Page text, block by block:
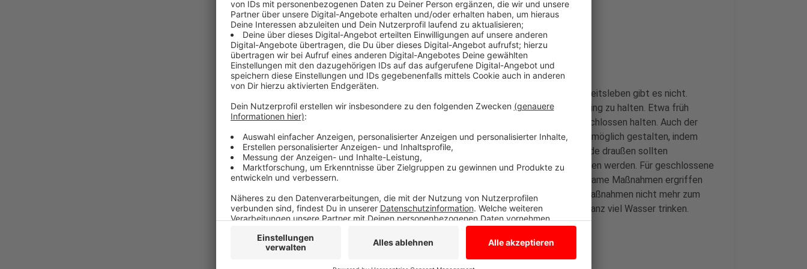
Arbeitszeiten anpassen, Durchlüften und viel Trinken
Anzeige
Trotz der hohen Temperaturen gilt grundsätzlich: Hitzefrei im Arbeitsleben gibt es nicht.
Alltägliche Tipps können aber Helfen, die Temperatur im Büro gering zu halten. Etwa früh
morgens durchlüften und die Fenster und Jalousien tagsüber geschlossen halten. Auch der
Chef kann seinen Mitarbeitern den Arbeitsalltag so erträglich wie möglich gestalten, indem
beispielsweise die Arbeitszeiten flexible angepasst werden. Gerade draußen sollten
körperliche Tätigkeiten in den besonders heißen Stunden vermieden werden. Für geschlossene
Räume gilt: steigt die Raumtemperatur auf 30 Grad, müssen wirksame Maßnahmen ergriffen
werden, ab 35 Grad sind Werkstatt, Halle oder Büro ohne Gegenmaßnahmen nicht mehr zum
Arbeiten geeignet. Und wie immer bei heißen Temperaturen gilt: ganz viel Wasser trinken.